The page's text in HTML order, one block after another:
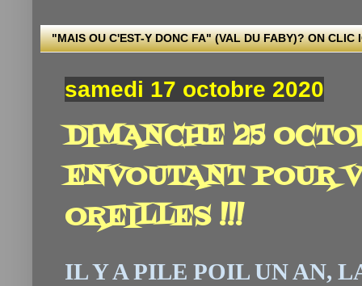
"MAIS OU C'EST-Y DONC FA" (VAL DU FABY)? ON CLIC
samedi 17 octobre 2020
DIMANCHE 25
ENVOUTANT POUR
OREILLES !!!
IL Y A PILE POIL UN AN,